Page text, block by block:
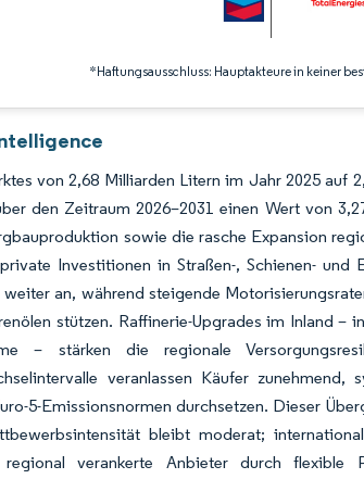
*Haftungsausschluss: Hauptakteure in keiner
von 2,68 Milliarden Litern im Jahr 2025 auf
den Zeitraum 2026–2031 einen Wert von
sowie die rasche Expansion
Investitionen in Straßen-, Schienen- und
an, während steigende
stützen. Raffinerie-Upgrades im Inland –
– stärken die regionale
veranlassen Käufer zunehmend,
5-Emissionsnormen durchsetzen. Dieser
bleibt moderat;
verankerte Anbieter durch flexible